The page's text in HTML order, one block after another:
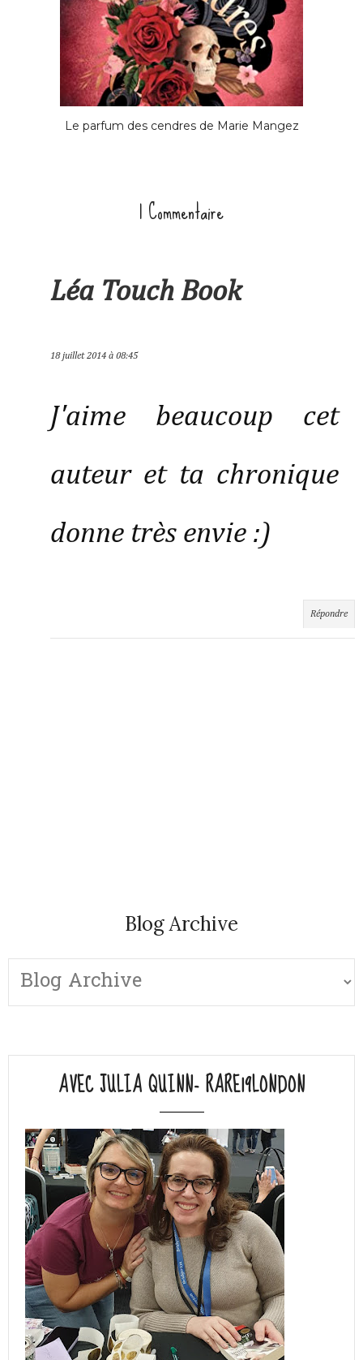
Le parfum des cendres de Marie Mangez
1 Commentaire
Léa Touch Book
18 juillet 2014 à 08:45
J'aime beaucoup cet
auteur et ta chronique
donne très envie :)
Répondre
Blog Archive
AVEC JULIA QUINN- RARE19LONDON